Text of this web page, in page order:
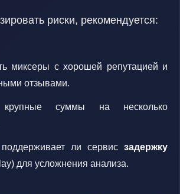
риски, рекомендуется:
миксеры с хорошей репутацией и
отзывами.
крупные суммы на несколько
ли сервис задержку
для усложнения анализа.